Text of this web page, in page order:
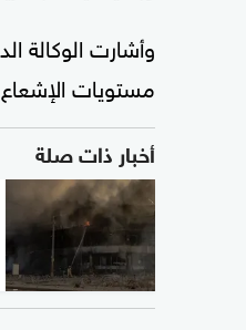
وأشارت الوكالة
مستويات
أخبار ذات صلة